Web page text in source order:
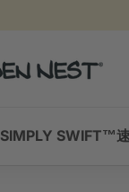
SIMPLY SWIFT™